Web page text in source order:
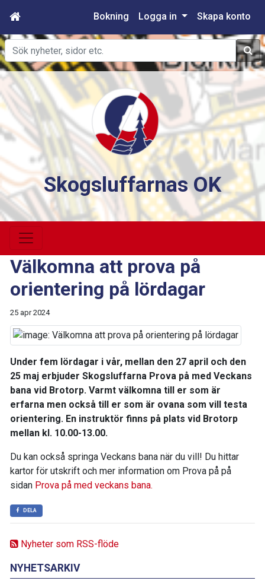
Bokning Logga in Skapa konto
Sök
Skogsluffarnas OK
Nyheter som RSS-flöde
NYHETSARKIV
Välkomna att prova på
orientering på lördagar
25 apr 2024
Under fem lördagar i vår, mellan den 27 april och den
25 maj erbjuder Skogsluffarna Prova på med Veckans
bana vid Brotorp. Varmt välkomna till er som är
erfarna men också till er som är ovana som vill testa
orientering. En instruktör finns på plats vid Brotorp
mellan kl. 10.00-13.00.
Du kan också springa Veckans bana när du vill! Du hittar
kartor för utskrift och mer information om Prova på på
sidan Prova på med veckans bana.
DELA